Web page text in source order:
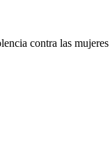
contra las